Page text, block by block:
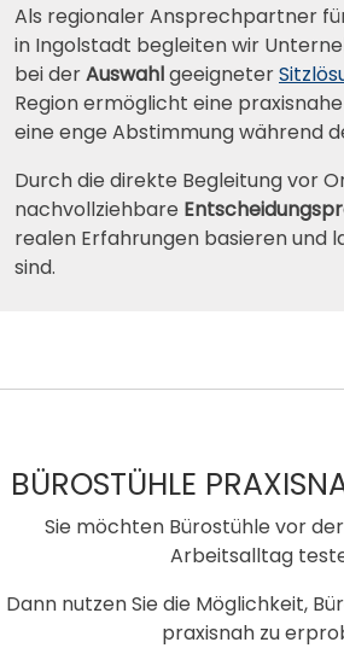
Als regionaler Ansprechpartner
in Ingolstadt begleiten wir
bei derAuswahlgeeigneter
Region ermöglicht eine
eine enge Abstimmung während
Durch die direkte Begleitung vor
nachvollziehbare
realen Erfahrungen basieren und
sind.
BÜROSTÜHLE
Sie möchten Bürostühle vor
Arbeitsalltag
Dann nutzen Sie die Möglichkeit,
praxisnah zu